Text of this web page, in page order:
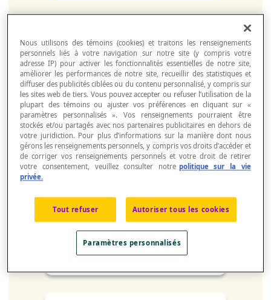
échantillon
d’activités
Découvrez un univers que les élèves vont
adorer! Avec des milliers d'activités
alignées sur la Progression des
apprentissages, apprendre les
mathématiques n'a jamais été aussi
excitant.
Représenter 0-50
ESSAYER
Nous utilisons des témoins (cookies) et traitons les renseignements
personnels liés à votre navigation sur notre site (y compris votre
adresse IP) pour activer les fonctionnalités essentielles de notre site,
améliorer les performances de notre site, recueillir des statistiques et
diffuser des publicités ciblées ou du contenu personnalisé, y compris sur
les sites web de tiers. Vous pouvez accepter ou refuser l’utilisation de la
plupart des témoins ou ajuster vos préférences en cliquant sur «
paramètres personnalisés ». Vos renseignements pourraient être
stockés et/ou partagés avec nos partenaires publicitaires en dehors de
votre juridiction. Pour plus d’informations sur la manière dont nous
gérons les renseignements personnels, y compris vos droits d’accéder et
de corriger vos renseignements personnels et votre droit de retirer
votre consentement, veuillez consulter notre politique sur la vie
privée.
Tout refuser Autoriser tous les cookies
Paramètres personnalisés